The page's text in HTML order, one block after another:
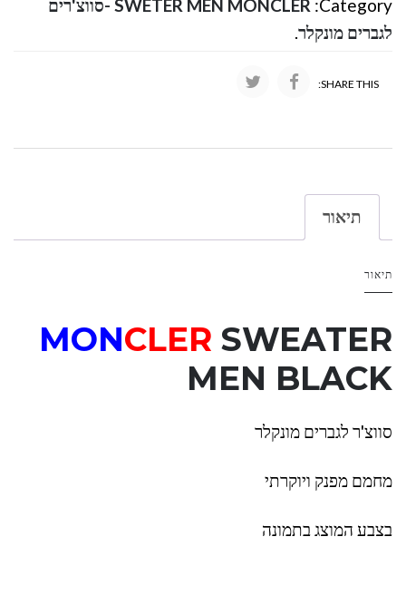
Category:
SWETER MEN MONCLER -סווצ'רים
לגברים מונקלר.
SHARE THIS:
תיאור
תיאור
MONCLER SWEATER
MEN BLACK
סווצ'ר לגברים מונקלר
מחמם מפנק ויוקרתי
בצבע המוצג בתמונה